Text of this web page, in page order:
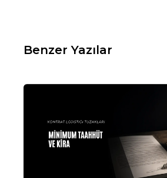
Benzer Yazılar